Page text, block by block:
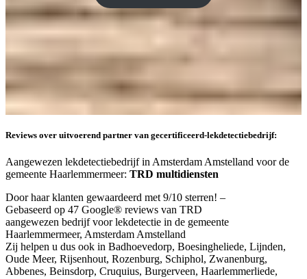
Reviews over uitvoerend partner van gecertificeerd-lekdetectiebedrijf:
Aangewezen lekdetectiebedrijf in Amsterdam Amstelland voor de
gemeente Haarlemmermeer: TRD multidiensten
Door haar klanten gewaardeerd met 9/10 sterren! –
Gebaseerd op 47 Google® reviews van TRD
aangewezen bedrijf voor lekdetectie in de gemeente
Haarlemmermeer, Amsterdam Amstelland
Zij helpen u dus ook in Badhoevedorp, Boesingheliede, Lijnden,
Oude Meer, Rijsenhout, Rozenburg, Schiphol, Zwanenburg,
Abbenes, Beinsdorp, Cruquius, Burgerveen, Haarlemmerliede,